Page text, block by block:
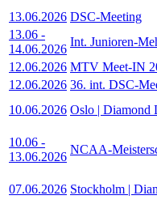
13.06.2026 DSC-Meeting
13.06 -
14.06.2026
Int. Junioren-
12.06.2026 MTV Meet-IN
12.06.2026 36. int. DSC-
10.06.2026 Oslo | Diamond
10.06 -
13.06.2026
NCAA-
07.06.2026 Stockholm |